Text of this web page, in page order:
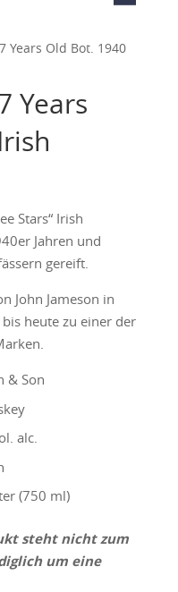
Years Old Bot. 1940
Years
Stars“ Irish
Jahren und
gereift.
John Jameson in
heute zu einer der
& Son
alc.
(750 ml)
steht nicht zum
um eine